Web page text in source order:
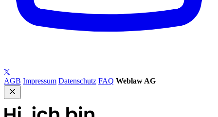
AGB Impressum Datenschutz FAQ Weblaw AG